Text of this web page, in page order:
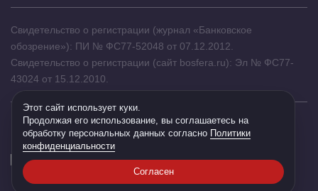
Свидетельство о регистрации (журнал «Банковское
обозрение»): ПИ № ФС77-52048 от 07.12.2012.
Свидетельство о регистрации (сайт bosfera.ru): Эл № ФС77-
43024 от 15.12.2010.
Этот сайт использует куки.
Продолжая его использование, вы соглашаетесь на
обработку персональных данных согласно Политики
конфиденциальности
Согласен